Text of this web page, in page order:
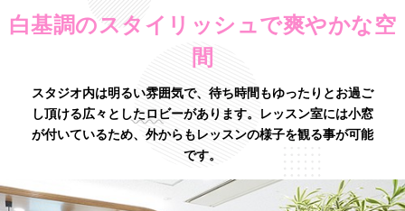
白基調のスタイリッシュで爽やかな空
間
スタジオ内は明るい雰囲気で、待ち時間もゆったりとお過ご
し頂ける広々としたロビーがあります。
レッスン室には小窓
が付いているため、外からもレッスンの様子を観る事が可能
です。